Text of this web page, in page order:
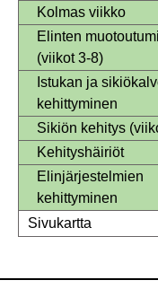
Kolmas viikko
Elinten
(viikot 3-8)
Istukan ja
kehittyminen
Sikiön kehitys
Kehityshäiriöt
Elinjärjestelmien
kehittyminen
Sivukartta